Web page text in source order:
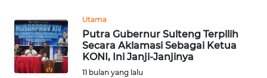
Utama
Putra Gubernur Sulteng Terpilih
Secara Aklamasi Sebagai Ketua
KONI, Ini Janji-Janjinya
11 bulan yang lalu
PAKPAK
WN
KARAWANG